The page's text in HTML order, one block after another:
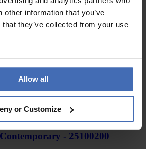
other information that you’ve
they’ve collected from your use
Allow all
or Customize
- 25100200